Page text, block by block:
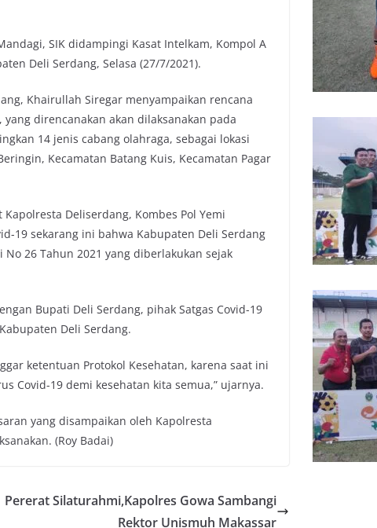
SIK didampingi Kasat Intelkam, Kompol A
Deli Serdang, Selasa (27/7/2021).
Khairullah Siregar menyampaikan rencana
direncanakan akan dilaksanakan pada
14 jenis cabang olahraga, sebagai lokasi
Kecamatan Batang Kuis, Kecamatan Pagar
Deliserdang, Kombes Pol Yemi
19 sekarang ini bahwa Kabupaten Deli Serdang
26 Tahun 2021 yang diberlakukan sejak
Bupati Deli Serdang, pihak Satgas Covid-19
Deli Serdang.
ketentuan Protokol Kesehatan, karena saat ini
Covid-19 demi kesehatan kita semua,” ujarnya.
yang disampaikan oleh Kapolresta
(Roy Badai)
Pererat Silaturahmi,Kapolres Gowa Sambangi
Rektor Unismuh Makassar